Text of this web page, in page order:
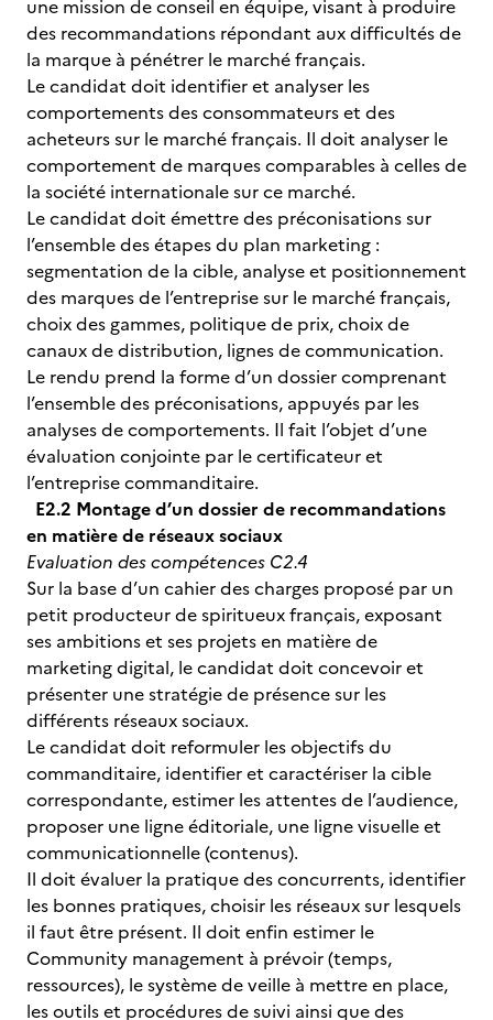
une mission de conseil en équipe, visant à produire
des recommandations répondant aux difficultés de
la marque à pénétrer le marché français.
Le candidat doit identifier et analyser les
comportements des consommateurs et des
acheteurs sur le marché français. Il doit analyser le
comportement de marques comparables à celles de
la société internationale sur ce marché.
Le candidat doit émettre des préconisations sur
l’ensemble des étapes du plan marketing :
segmentation de la cible, analyse et positionnement
des marques de l’entreprise sur le marché français,
choix des gammes, politique de prix, choix de
canaux de distribution, lignes de communication.
Le rendu prend la forme d’un dossier comprenant
l’ensemble des préconisations, appuyés par les
analyses de comportements. Il fait l’objet d’une
évaluation conjointe par le certificateur et
l’entreprise commanditaire.
E2.2 Montage d’un dossier de recommandations
en matière de réseaux sociaux
Evaluation des compétences C2.4
Sur la base d’un cahier des charges proposé par un
petit producteur de spiritueux français, exposant
ses ambitions et ses projets en matière de
marketing digital, le candidat doit concevoir et
présenter une stratégie de présence sur les
différents réseaux sociaux.
Le candidat doit reformuler les objectifs du
commanditaire, identifier et caractériser la cible
correspondante, estimer les attentes de l’audience,
proposer une ligne éditoriale, une ligne visuelle et
communicationnelle (contenus).
Il doit évaluer la pratique des concurrents, identifier
les bonnes pratiques, choisir les réseaux sur lesquels
il faut être présent. Il doit enfin estimer le
Community management à prévoir (temps,
ressources), le système de veille à mettre en place,
les outils et procédures de suivi ainsi que des